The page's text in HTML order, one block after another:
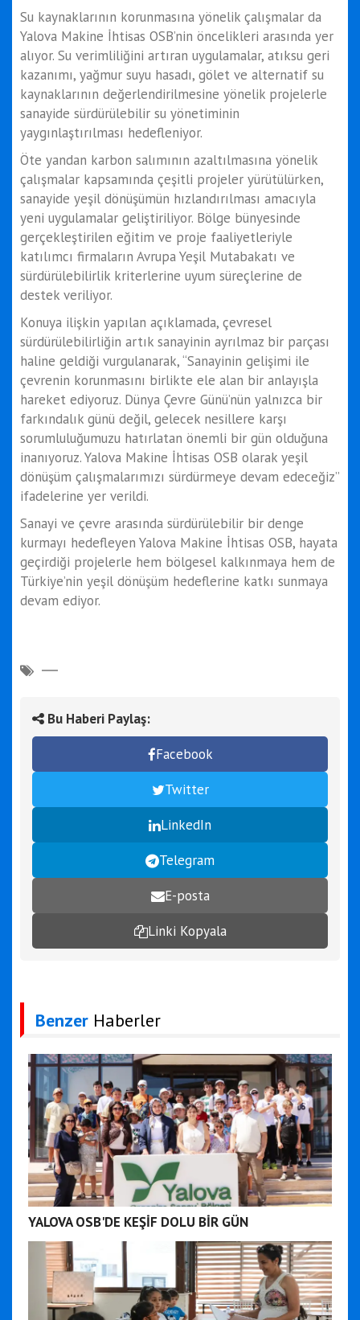
Su kaynaklarının korunmasına yönelik çalışmalar da
Yalova Makine İhtisas OSB’nin öncelikleri arasında yer
alıyor. Su verimliliğini artıran uygulamalar, atıksu geri
kazanımı, yağmur suyu hasadı, gölet ve alternatif su
kaynaklarının değerlendirilmesine yönelik projelerle
sanayide sürdürülebilir su yönetiminin
yaygınlaştırılması hedefleniyor.
Öte yandan karbon salımının azaltılmasına yönelik
çalışmalar kapsamında çeşitli projeler yürütülürken,
sanayide yeşil dönüşümün hızlandırılması amacıyla
yeni uygulamalar geliştiriliyor. Bölge bünyesinde
gerçekleştirilen eğitim ve proje faaliyetleriyle
katılımcı firmaların Avrupa Yeşil Mutabakatı ve
sürdürülebilirlik kriterlerine uyum süreçlerine de
destek veriliyor.
Konuya ilişkin yapılan açıklamada, çevresel
sürdürülebilirliğin artık sanayinin ayrılmaz bir parçası
haline geldiği vurgulanarak, “Sanayinin gelişimi ile
çevrenin korunmasını birlikte ele alan bir anlayışla
hareket ediyoruz. Dünya Çevre Günü’nün yalnızca bir
farkındalık günü değil, gelecek nesillere karşı
sorumluluğumuzu hatırlatan önemli bir gün olduğuna
inanıyoruz. Yalova Makine İhtisas OSB olarak yeşil
dönüşüm çalışmalarımızı sürdürmeye devam edeceğiz”
ifadelerine yer verildi.
Sanayi ve çevre arasında sürdürülebilir bir denge
kurmayı hedefleyen Yalova Makine İhtisas OSB, hayata
geçirdiği projelerle hem bölgesel kalkınmaya hem de
Türkiye’nin yeşil dönüşüm hedeflerine katkı sunmaya
devam ediyor.
Bu Haberi Paylaş:
Facebook
Twitter
LinkedIn
Telegram
E-posta
Linki Kopyala
Benzer Haberler
YALOVA OSB'DE KEŞİF DOLU BİR GÜN